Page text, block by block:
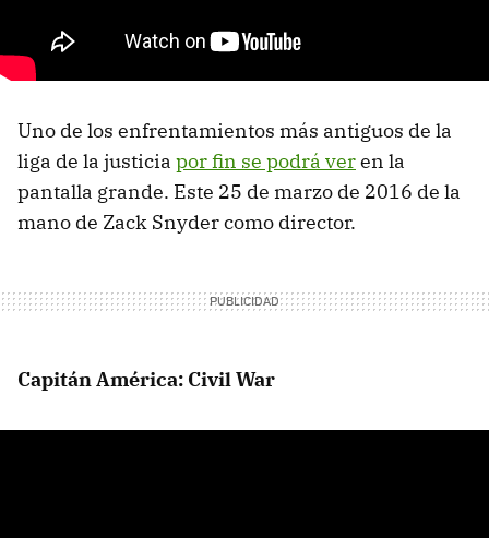
Uno de los enfrentamientos más antiguos de la
liga de la justicia por fin se podrá veren la
pantalla grande. Este 25 de marzo de 2016 de la
mano de Zack Snyder como director.
Capitán América: Civil War